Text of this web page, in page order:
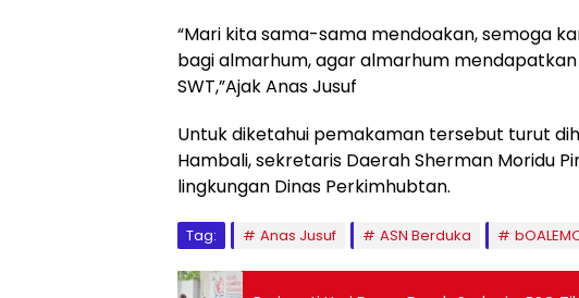
“Mari kita sama-sama mendoakan, semoga
bagi almarhum, agar almarhum
SWT,”Ajak Anas Jusuf
Untuk diketahui pemakaman tersebut turut
Hambali, sekretaris Daerah Sherman Moridu
lingkungan Dinas Perkimhubtan.
Tag: Anas Jusuf ASN Berduka